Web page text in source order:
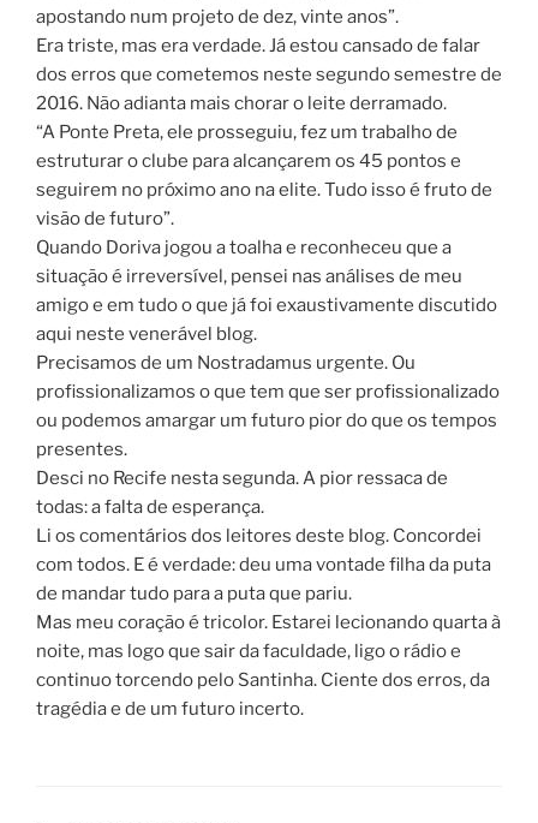
apostando num projeto de dez, vinte anos”.
Era triste, mas era verdade. Já estou cansado de falar
dos erros que cometemos neste segundo semestre de
2016. Não adianta mais chorar o leite derramado.
“A Ponte Preta, ele prosseguiu, fez um trabalho de
estruturar o clube para alcançarem os 45 pontos e
seguirem no próximo ano na elite. Tudo isso é fruto de
visão de futuro”.
Quando Doriva jogou a toalha e reconheceu que a
situação é irreversível, pensei nas análises de meu
amigo e em tudo o que já foi exaustivamente discutido
aqui neste venerável blog.
Precisamos de um Nostradamus urgente. Ou
profissionalizamos o que tem que ser profissionalizado
ou podemos amargar um futuro pior do que os tempos
presentes.
Desci no Recife nesta segunda. A pior ressaca de
todas: a falta de esperança.
Li os comentários dos leitores deste blog. Concordei
com todos. E é verdade: deu uma vontade filha da puta
de mandar tudo para a puta que pariu.
Mas meu coração é tricolor. Estarei lecionando quarta à
noite, mas logo que sair da faculdade, ligo o rádio e
continuo torcendo pelo Santinha. Ciente dos erros, da
tragédia e de um futuro incerto.